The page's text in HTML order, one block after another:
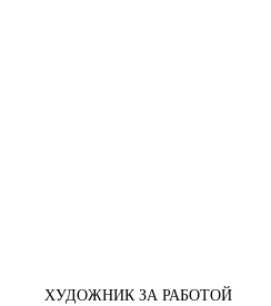
ХУДОЖНИК ЗА РАБОТОЙ